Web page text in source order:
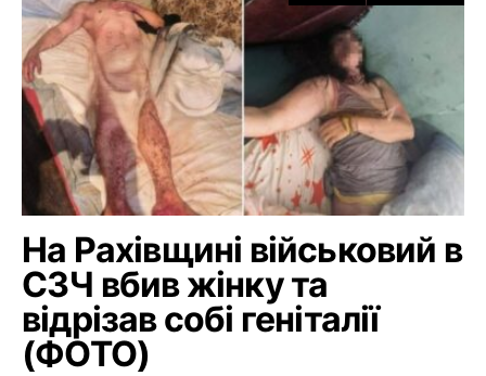
На Рахівщині військовий в
СЗЧ вбив жінку та
відрізав собі геніталії
(ФОТО)